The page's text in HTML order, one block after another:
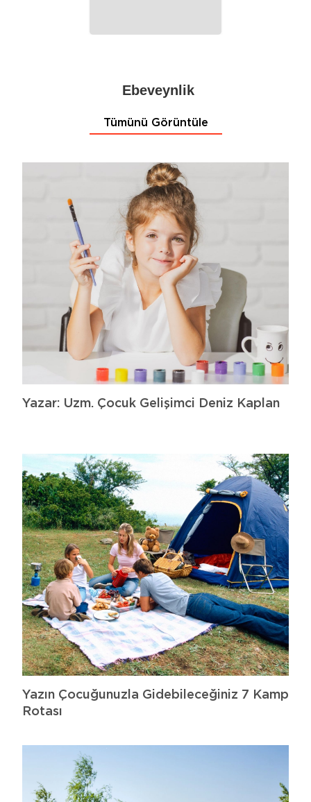
Ebeveynlik
Tümünü Görüntüle
Yazar: Uzm. Çocuk Gelişimci Deniz Kaplan
Yazın Çocuğunuzla Gidebileceğiniz 7 Kamp
Rotası